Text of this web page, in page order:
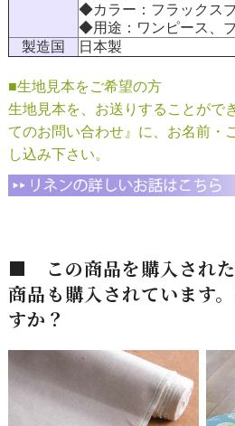
◆カラー：フラックス
◆用途：ワンピース、
製造国
日本製
■生地見本をご希望の方
生地見本を、お送りすることがで
てのお問い合わせ』に、お名前・
し込み下さい。
■ この商品を購入された
商品も購入されています
すか？